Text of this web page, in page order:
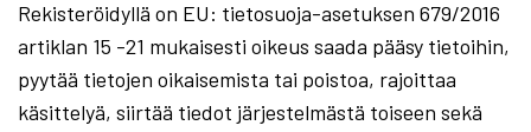
Rekisteröidyllä on EU: tietosuoja-asetuksen 679/2016
artiklan 15 -21 mukaisesti oikeus saada pääsy tietoihin,
pyytää tietojen oikaisemista tai poistoa, rajoittaa
käsittelyä, siirtää tiedot järjestelmästä toiseen sekä